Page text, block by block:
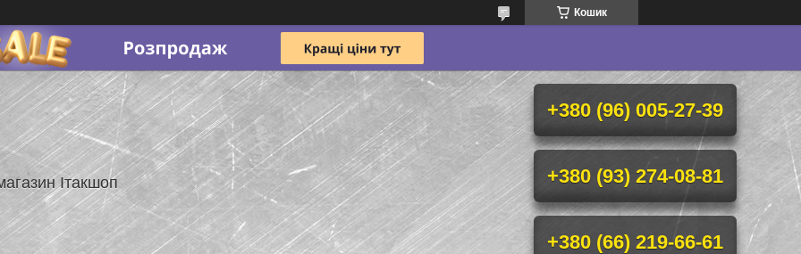
Кошик
Ітакшоп
+380 (96) 005-27-39
+380 (93) 274-08-81
+380 (66) 219-66-61